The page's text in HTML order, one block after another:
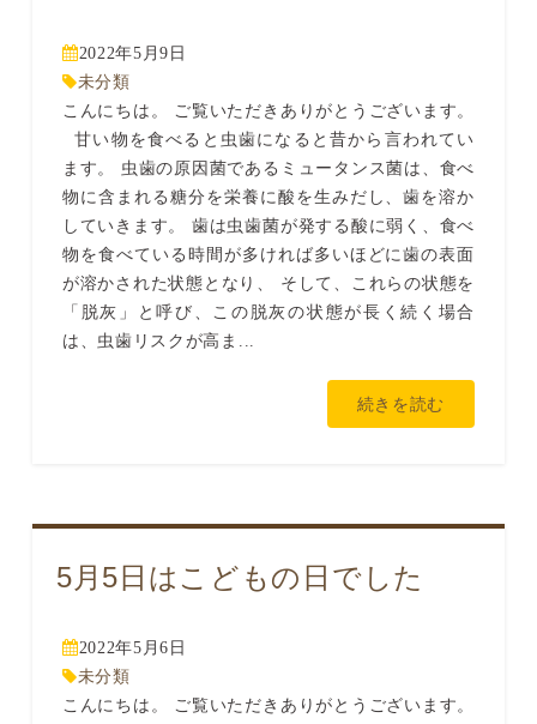
2022年5月9日
未分類
こんにちは。 ご覧いただきありがとうございます。
甘い物を食べると虫歯になると昔から言われてい
ます。 虫歯の原因菌であるミュータンス菌は、食べ
物に含まれる糖分を栄養に酸を生みだし、歯を溶か
していきます。 歯は虫歯菌が発する酸に弱く、食べ
物を食べている時間が多ければ多いほどに歯の表面
が溶かされた状態となり、 そして、これらの状態を
「脱灰」と呼び、この脱灰の状態が長く続く場合
は、虫歯リスクが高ま...
続きを読む
5月5日はこどもの日でした
2022年5月6日
未分類
こんにちは。 ご覧いただきありがとうございます。